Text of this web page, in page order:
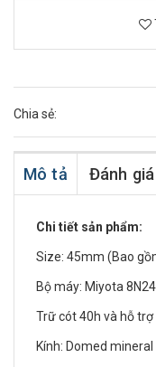
Chia sẻ:
Mô tả Đánh giá
Chi tiết sản phẩm:
Size: 45mm (Bao
Bộ máy: Miyota
Trữ cót 40h và hỗ trợ
Kính: Domed